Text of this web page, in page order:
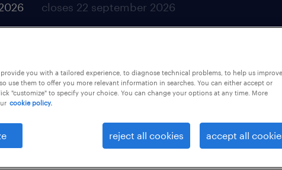
closes 22 september 2026
En tant que Business Data Analyst, tu joues
provide you with a tailored experience, to diagnose technical problems, to help us improve
use them to offer you more relevant information in searches. You can either accept or
"customize" to specify your choice. You can change your options at any time. More
cookie policy.
reject all cookies accept all